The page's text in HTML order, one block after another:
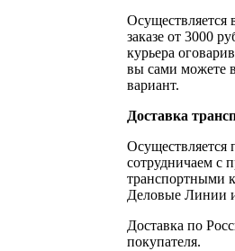
Осуществляется
заказе от 3000
курьера
вы сами можете
вариант.
Доставка
сотрудничаем с
транспортными
Деловые Линии
Доставка по
покупателя.